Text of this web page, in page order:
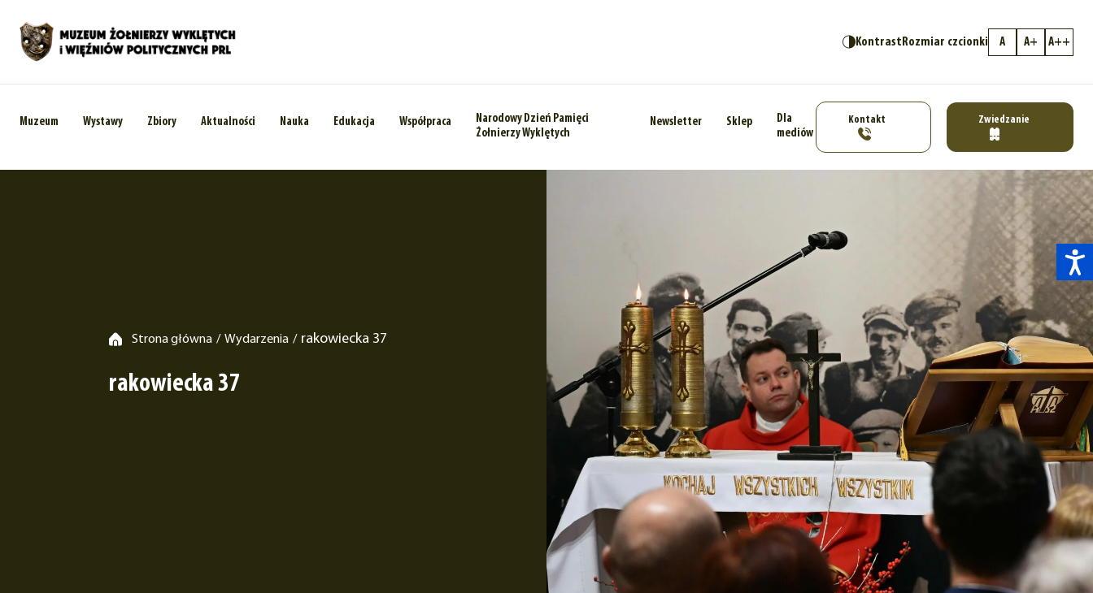
KontrastRozmiar czcionki A A+ A++
Muzeum Wystawy Zbiory Aktualności Nauka Edukacja Współpraca
Narodowy Dzień Pamięci
Żołnierzy Wyklętych
Newsletter Sklep
Dla
mediów
Kontakt Zwiedzanie
Strona główna / Wydarzenia / rakowiecka 37
rakowiecka 37